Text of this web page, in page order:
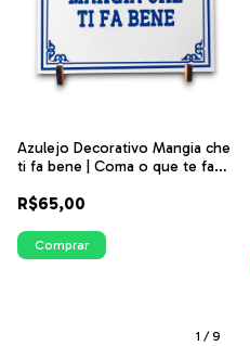
Azulejo Decorativo Mangia che
ti fa bene | Coma o que te faz
R$65,00
Comprar
1 /9